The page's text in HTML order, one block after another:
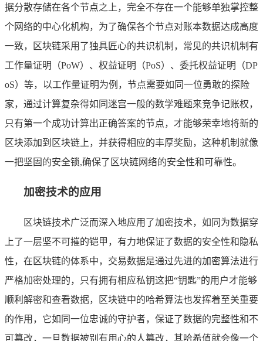
据分散存储在各个节点之上，完全不存在一个能够单独掌控整
个网络的中心化机构，为了确保各个节点对账本数据达成高度
一致，区块链采用了独具匠心的共识机制，常见的共识机制有
工作量证明（PoW）、权益证明（PoS）、委托权益证明（DP
oS）等，以工作量证明为例，节点需要如同一位勇敢的探险
家，通过计算复杂得如同迷宫一般的数学难题来竞争记账权，
只有第一个成功计算出正确答案的节点，才能够荣幸地将新的
区块添加到区块链上，并获得相应的丰厚奖励，这种机制就像
一把坚固的安全锁,确保了区块链网络的安全性和可靠性。
加密技术的应用
区块链技术广泛而深入地应用了加密技术，如同为数据穿
上了一层坚不可摧的铠甲，有力地保证了数据的安全性和隐私
性，在区块链的体系中，交易数据是通过先进的加密算法进行
严格加密处理的，只有拥有相应私钥这把“钥匙”的用户才能够
顺利解密和查看数据，区块链中的哈希算法也发挥着至关重要
的作用，它如同一位忠诚的守护者，保证了数据的完整性和不
可篡改，一旦数据被别有用心的人篡改，其哈希值就会像一个